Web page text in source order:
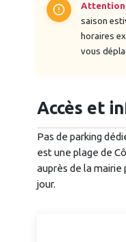
Attention
saison
horaires
vous
Accès et
Pas de parking
est une plage de
auprès de la mairie
jour.